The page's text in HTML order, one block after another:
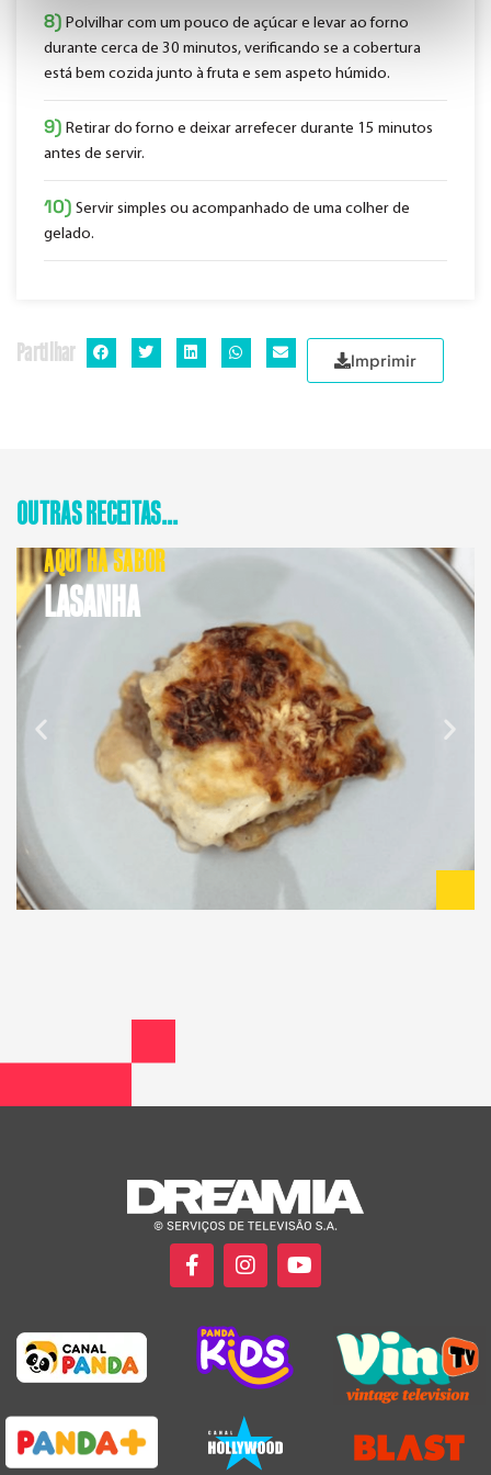
8) Polvilhar com um pouco de açúcar e levar ao forno
durante cerca de 30 minutos, verificando se a cobertura
está bem cozida junto à fruta e sem aspeto húmido.
9) Retirar do forno e deixar arrefecer durante 15 minutos
antes de servir.
10) Servir simples ou acompanhado de uma colher de
gelado.
Partilhar Imprimir
OUTRAS RECEITAS...
AQUI HÁ SABOR
LASANHA